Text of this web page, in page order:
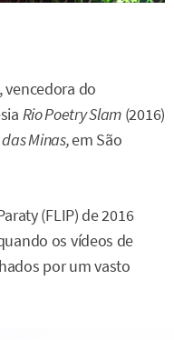
vencedora do
Rio Poetry Slam (2016)
Minas,em São
(FLIP) de 2016
os vídeos de
por um vasto